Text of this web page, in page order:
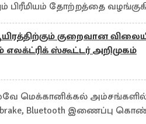
பிரீமியம் தோற்றத்தை
குறைவான
எலக்ட்ரிக் ஸ்கூட்டர் அறிமுகம்
மெக்கானிக்கல்
brake, Bluetooth இணைப்பு